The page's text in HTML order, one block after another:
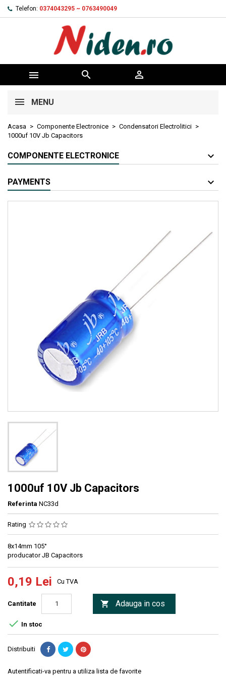
Telefon: 0374043295 ~ 0763490049
  
MENU
Acasa Componente Electronice
Condensatori Electrolitici
1000uf 10V Jb Capacitors
COMPONENTE ELECTRONICE
PAYMENTS
1000uf 10V Jb Capacitors
Referinta NC33d
Rating
8x14mm 105°
producator JB Capacitors
0,19 Lei Cu TVA
Cantitate  Adauga in cos
 In stoc
Distribuiti
Autentificati-va pentru a utiliza lista de favorite